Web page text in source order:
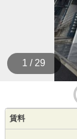
1 / 29
賃料